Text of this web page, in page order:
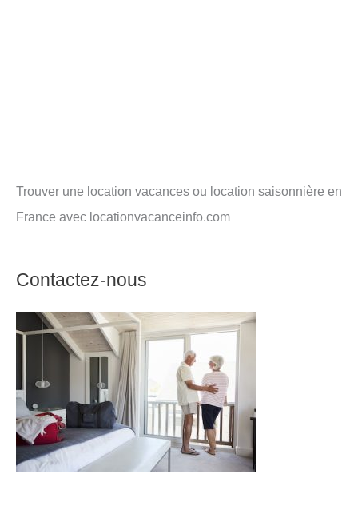
Trouver une location vacances ou location saisonnière en
France avec locationvacanceinfo.com
Contactez-nous